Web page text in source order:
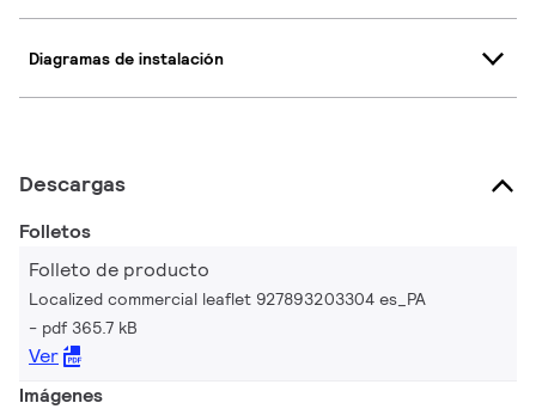
Diagramas de instalación
Descargas
Folletos
Folleto de producto
Localized commercial leaflet 927893203304 es_PA
pdf 365.7 kB
Ver
Imágenes